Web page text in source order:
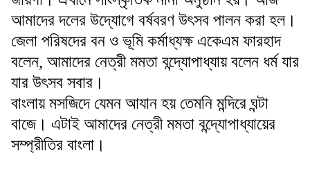
আমাদের দলের উদ্যোগে বর্ষবরণ উৎসব পালন করা হল।
জেলা পরিষদের বন ও ভূমি কর্মাধ্যক্ষ একেএম ফারহাদ
বলেন, আমাদের নেত্রী মমতা বন্দ্যোপাধ্যায় বলেন ধর্ম যার
যার উৎসব সবার।
বাংলায় মসজিদে যেমন আযান হয় তেমনি মন্দিরে ঘন্টা
বাজে। এটাই আমাদের নেত্রী মমতা বন্দ্যোপাধ্যায়ের
সম্প্রীতির বাংলা।